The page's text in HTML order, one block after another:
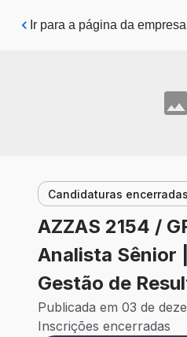
Pular para o conteúdo
Ir para a página da empresa
Candidaturas encerradas
AZZAS 2154 /
Analista Sênior
Gestão de
Publicada em 03 de
Inscrições encerradas